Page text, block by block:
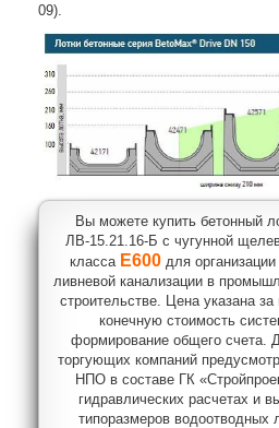
09).
Вы можете купить бетонный
ЛВ-15.21.16-Б с чугунной
класса E600 для
ливневой канализации в
строительстве. Цена указана
конечную стоимость
формирование общего счета.
торгующих компаний
НПО в составе ГК
гидравлических расчетах и
типоразмеров водоотводных